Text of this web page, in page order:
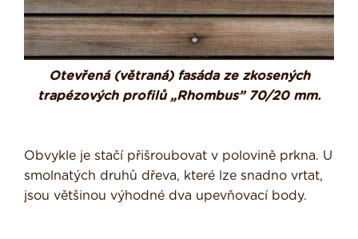
Otevřená (větraná) fasáda ze zkosených
trapézových profilů „Rhombus” 70/20 mm.
Obvykle je stačí přišroubovat v polovině prkna. U
smolnatých druhů dřeva, které lze snadno vrtat,
jsou většinou výhodné dva upevňovací body.